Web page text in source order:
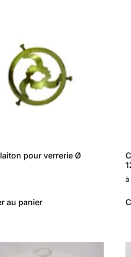
pour verrerie Ø
au panier